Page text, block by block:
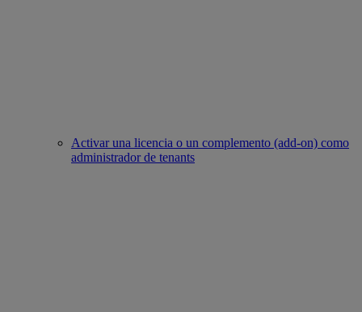
Activar una licencia o un complemento (add-on) como
administrador de tenants